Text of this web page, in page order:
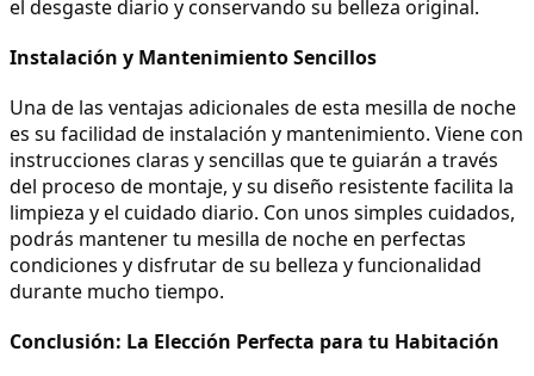
el desgaste diario y conservando su belleza original.
Instalación y Mantenimiento Sencillos
Una de las ventajas adicionales de esta mesilla de noche
es su facilidad de instalación y mantenimiento. Viene con
instrucciones claras y sencillas que te guiarán a través
del proceso de montaje, y su diseño resistente facilita la
limpieza y el cuidado diario. Con unos simples cuidados,
podrás mantener tu mesilla de noche en perfectas
condiciones y disfrutar de su belleza y funcionalidad
durante mucho tiempo.
Conclusión: La Elección Perfecta para tu Habitación